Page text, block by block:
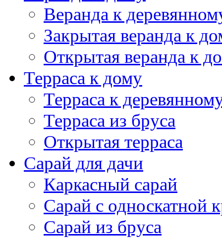
Открытая терраса
Сарай для дачи
Каркасный сарай
Сарай с односкатной
Сарай из бруса
Сарай из пеноблоков
Полезное
Винтовой фундамент
Фундамент под дом
Фундамент под
Фундамент под